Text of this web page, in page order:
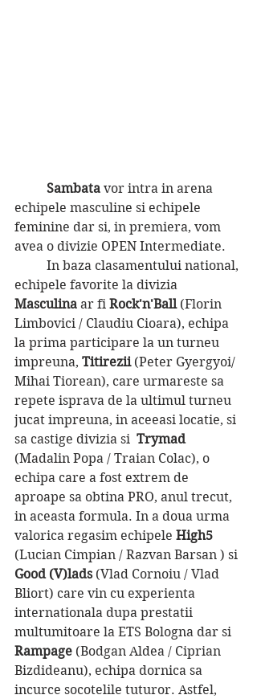
Sambata vor intra in arena
echipele masculine si echipele
feminine dar si, in premiera, vom
avea o divizie OPEN Intermediate.
echipele favorite la divizia
Masculina ar fi Rock'n'Ball (Florin
Limbovici / Claudiu Cioara), echipa
la prima participare la un turneu
impreuna, Titirezii (Peter Gyergyoi/
Mihai Tiorean), care urmareste sa
repete isprava de la ultimul turneu
jucat impreuna, in aceeasi locatie, si
sa castige divizia si Trymad
(Madalin Popa / Traian Colac), o
echipa care a fost extrem de
aproape sa obtina PRO, anul trecut,
in aceasta formula. In a doua urma
valorica regasim echipele High5
(Lucian Cimpian / Razvan Barsan ) si
Good (V)lads (Vlad Cornoiu / Vlad
Bliort) care vin cu experienta
internationala dupa prestatii
multumitoare la ETS Bologna dar si
Rampage (Bodgan Aldea / Ciprian
Bizdideanu), echipa dornica sa
incurce socotelile tuturor. Astfel,